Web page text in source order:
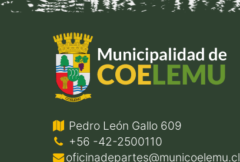
Pedro León Gallo 609
+56 -42-2500110
oficinadepartes@municoelemu.cl